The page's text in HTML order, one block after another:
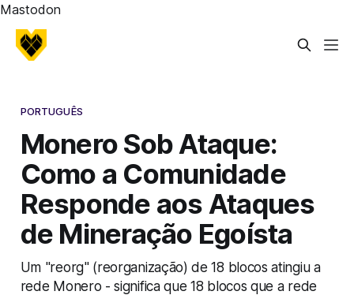
Mastodon
PORTUGUÊS
Monero Sob Ataque:
Como a Comunidade
Responde aos Ataques
de Mineração Egoísta
Um "reorg" (reorganização) de 18 blocos atingiu a
rede Monero - significa que 18 blocos que a rede